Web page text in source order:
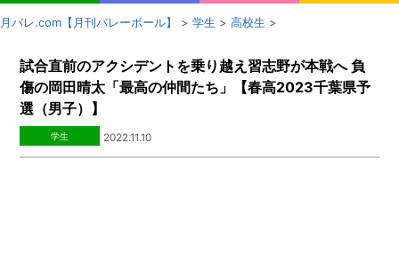
月バレ.com【月刊バレーボール】 > 学生 > 高校生 >
試合直前のアクシデントを乗り越え習志野が本戦へ 負
傷の岡田晴太「最高の仲間たち」【春高2023千葉県予
選（男子）】
学生 2022.11.10